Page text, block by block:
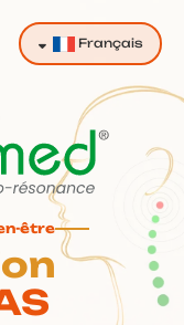
être
Français